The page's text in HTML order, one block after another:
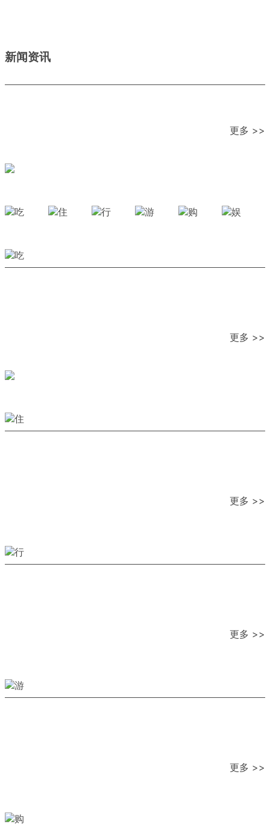
新闻资讯
更多 >>
更多 >>
更多 >>
更多 >>
更多 >>